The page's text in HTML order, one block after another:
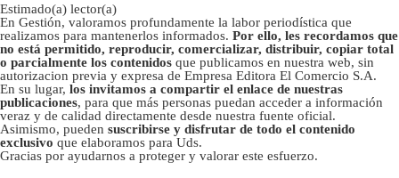
Estimado(a) lector(a)
En Gestión, valoramos profundamente la labor periodística que
realizamos para mantenerlos informados. Por ello, les recordamos que
no está permitido, reproducir, comercializar, distribuir, copiar total
o parcialmente los contenidos que publicamos en nuestra web, sin
autorizacion previa y expresa de Empresa Editora El Comercio S.A.
En su lugar, los invitamos a compartir el enlace de nuestras
publicaciones, para que más personas puedan acceder a información
veraz y de calidad directamente desde nuestra fuente oficial.
Asimismo, pueden suscribirse y disfrutar de todo el contenido
exclusivo que elaboramos para Uds.
Gracias por ayudarnos a proteger y valorar este esfuerzo.